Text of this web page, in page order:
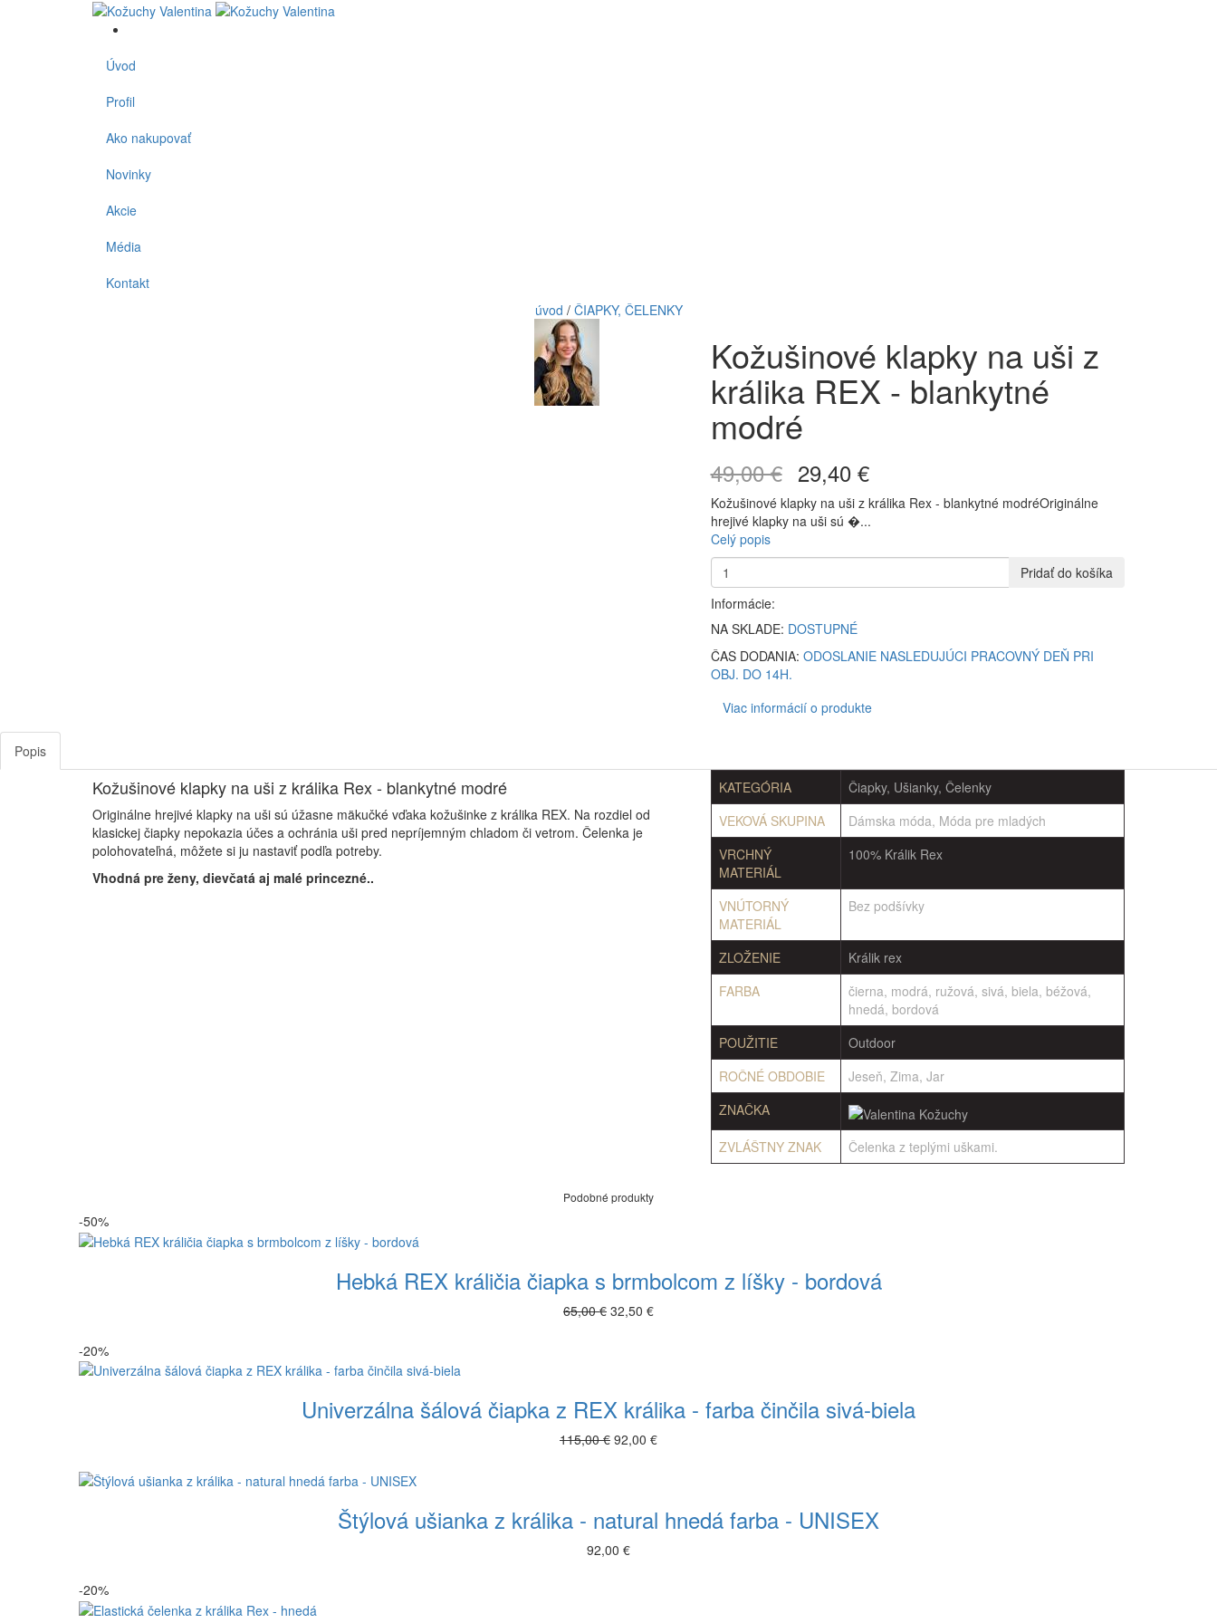
Úvod
Profil
Ako nakupovať
Novinky
Akcie
Média
Kontakt
úvod / ČIAPKY, ČELENKY
Kožušinové klapky na uši z
králika REX - blankytné
modré
49,00 € 29,40 €
Kožušinové klapky na uši z králika Rex - blankytné modréOriginálne
hrejivé klapky na uši sú �...
Celý popis
Pridať do košíka
Informácie:
NA SKLADE: DOSTUPNÉ
ČAS DODANIA: ODOSLANIE NASLEDUJÚCI PRACOVNÝ DEŇ PRI
OBJ. DO 14H.
Viac informácií o produkte
Popis
Kožušinové klapky na uši z králika Rex - blankytné modré
Originálne hrejivé klapky na uši sú úžasne mäkučké vďaka kožušinke z králika REX. Na rozdiel od
klasickej čiapky nepokazia účes a ochránia uši pred nepríjemným chladom či vetrom. Čelenka je
polohovateľná, môžete si ju nastaviť podľa potreby.
Vhodná pre ženy, dievčatá aj malé princezné..
KATEGÓRIA
Čiapky, Ušianky, Čelenky
VEKOVÁ SKUPINA
Dámska móda, Móda pre mladých
VRCHNÝ
MATERIÁL
100% Králik Rex
VNÚTORNÝ
MATERIÁL
Bez podšívky
ZLOŽENIE
Králik rex
FARBA
čierna, modrá, ružová, sivá, biela, béžová,
hnedá, bordová
POUŽITIE
Outdoor
ROČNÉ OBDOBIE
Jeseň, Zima, Jar
ZNAČKA
ZVLÁŠTNY ZNAK Čelenka z teplými uškami.
Podobné produkty
-50%
Hebká REX králičia čiapka s brmbolcom z líšky - bordová
65,00 € 32,50 €
-20%
Univerzálna šálová čiapka z REX králika - farba činčila sivá-biela
115,00 € 92,00 €
Štýlová ušianka z králika - natural hnedá farba - UNISEX
92,00 €
-20%